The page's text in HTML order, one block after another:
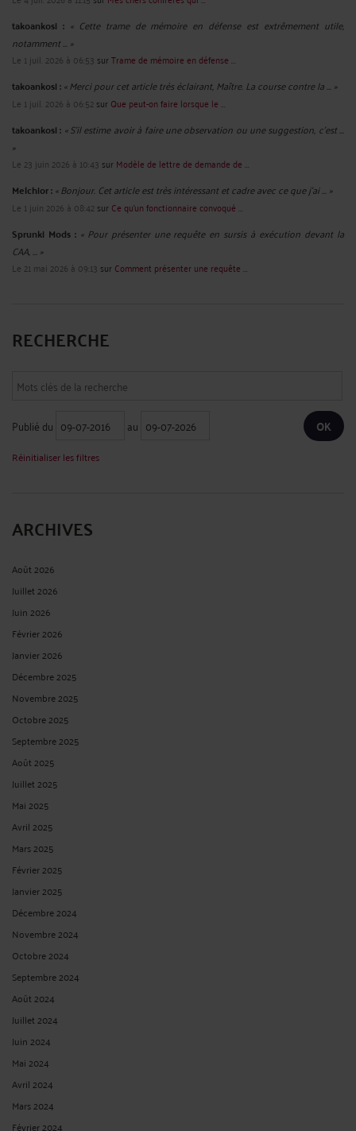
takoankosi : « Cette trame de mémoire en défense est extrêmement utile,
notamment ... »
Le 1 juil. 2026 à 06:53 surTrame de mémoire en défense ...
takoankosi :« Merci pour cet article très éclairant, Maître. La course contre la ... »
Le 1 juil. 2026 à 06:52sur Que peut-on faire lorsque le ...
takoankosi : « S’il estime avoir à faire une observation ou une suggestion, c’est ...
»
Le 23 juin 2026 à 10:43 sur Modèle de lettre de demande de ...
Melchior :« Bonjour. Cet article est très intéressant et cadre avec ce que j'ai ... »
Le 1 juin 2026 à 08:42sur Ce qu’un fonctionnaire convoqué ...
Sprunki Mods : « Pour présenter une requête en sursis à exécution devant la
CAA, ... »
Le 21 mai 2026 à 09:13 sur Comment présenter une requête ...
RECHERCHE
Publié du au
Réinitialiser les filtres
ARCHIVES
Août 2026
Juillet 2026
Juin 2026
Février 2026
Janvier 2026
Décembre 2025
Novembre 2025
Octobre 2025
Septembre 2025
Août 2025
Juillet 2025
Mai 2025
Avril 2025
Mars 2025
Février 2025
Janvier 2025
Décembre 2024
Novembre 2024
Octobre 2024
Septembre 2024
Août 2024
Juillet 2024
Juin 2024
Mai 2024
Avril 2024
Mars 2024
Février 2024